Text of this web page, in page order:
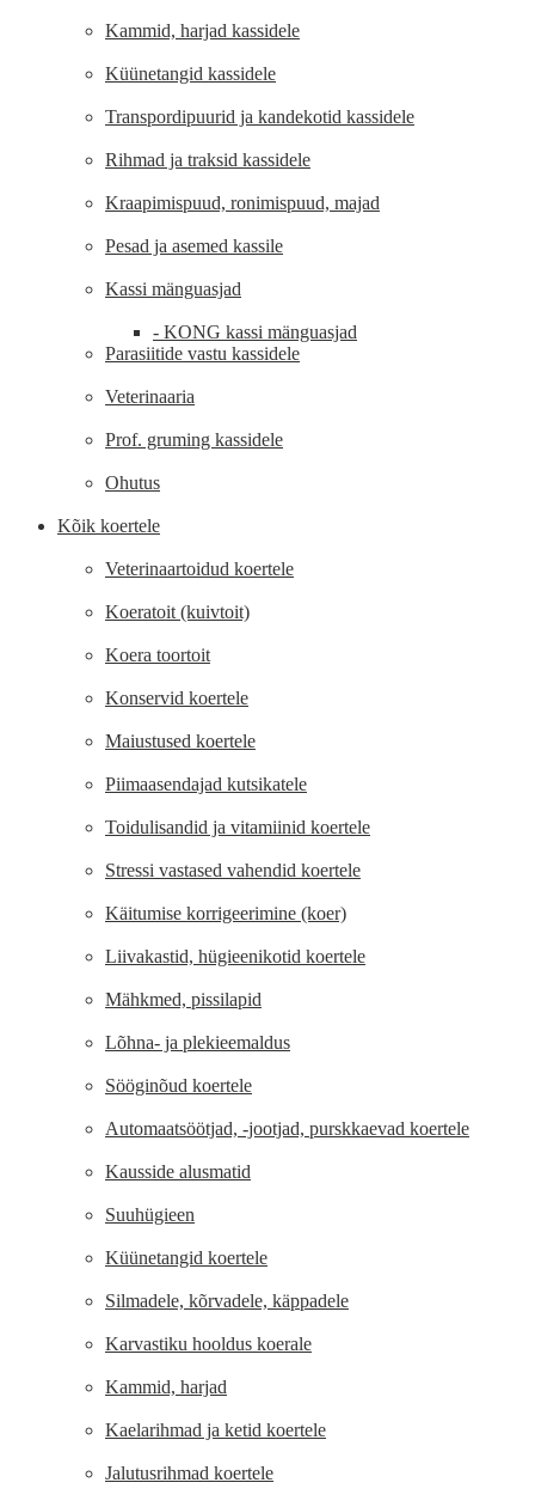
Kammid, harjad kassidele
Küünetangid kassidele
Transpordipuurid ja kandekotid kassidele
Rihmad ja traksid kassidele
Kraapimispuud, ronimispuud, majad
Pesad ja asemed kassile
Kassi mänguasjad
- KONG kassi mänguasjad
Parasiitide vastu kassidele
Veterinaaria
Prof. gruming kassidele
Ohutus
Kõik koertele
Veterinaartoidud koertele
Koeratoit (kuivtoit)
Koera toortoit
Konservid koertele
Maiustused koertele
Piimaasendajad kutsikatele
Toidulisandid ja vitamiinid koertele
Stressi vastased vahendid koertele
Käitumise korrigeerimine (koer)
Liivakastid, hügieenikotid koertele
Mähkmed, pissilapid
Lõhna- ja plekieemaldus
Sööginõud koertele
Automaatsöötjad, -jootjad, purskkaevad koertele
Kausside alusmatid
Suuhügieen
Küünetangid koertele
Silmadele, kõrvadele, käppadele
Karvastiku hooldus koerale
Kammid, harjad
Kaelarihmad ja ketid koertele
Jalutusrihmad koertele